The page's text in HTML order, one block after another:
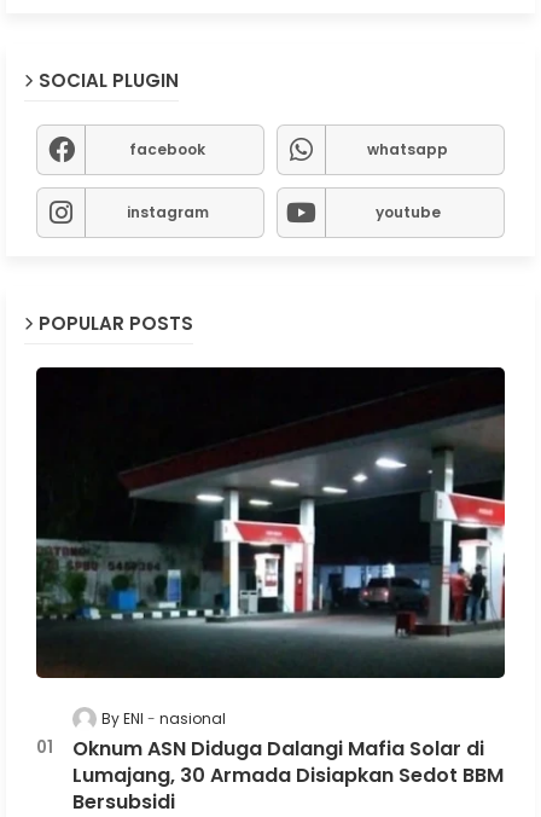
SOCIAL PLUGIN
facebook whatsapp
instagram youtube
POPULAR POSTS
By ENI nasional
Oknum ASN Diduga Dalangi Mafia Solar di
Lumajang, 30 Armada Disiapkan Sedot BBM
Bersubsidi